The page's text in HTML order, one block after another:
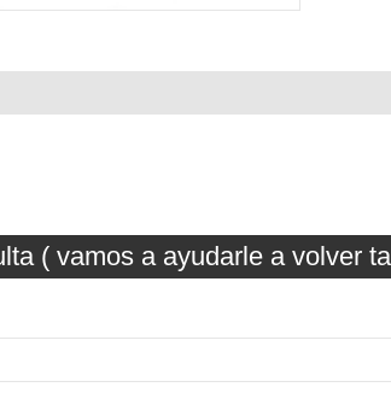
( vamos a ayudarle a volver